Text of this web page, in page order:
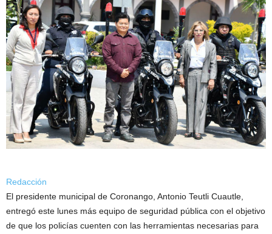
Redacción
El presidente municipal de Coronango, Antonio Teutli Cuautle,
entregó este lunes más equipo de seguridad pública con el objetivo
de que los policías cuenten con las herramientas necesarias para